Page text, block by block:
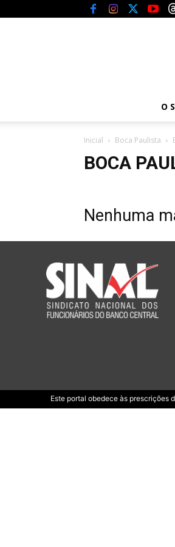
O
Inicial Boca Paulista
BOCA
Nenhuma
Este portal obedece às prescrições